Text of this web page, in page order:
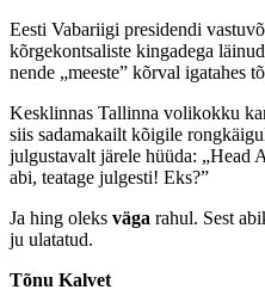
Eesti Vabariigi presidendi
kõrgekontsaliste kingadega
nende „meeste” kõrval igatahes
Kesklinnas Tallinna volikokku
siis sadamakailt kõigile
julgustavalt järele hüüda: „Head
abi, teatage julgesti! Eks?”
Ja hing oleks väga rahul. Sest
ju ulatatud.
Tõnu Kalvet